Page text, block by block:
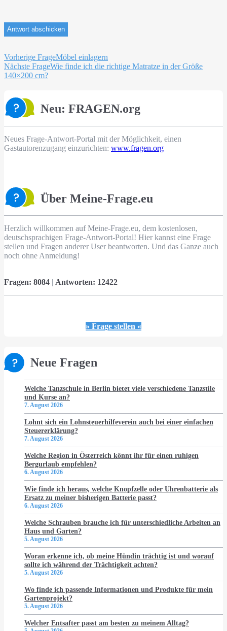
Beitragsnavigation
Vorherige FrageMöbel einlagern
Nächste FrageWie finde ich die richtige Matratze in der Größe
140×200 cm?
Neu: FRAGEN.org
Neues Frage-Antwort-Portal mit der Möglichkeit, einen
Gastautorenzugang einzurichten: www.fragen.org
Über Meine-Frage.eu
Herzlich willkommen auf Meine-Frage.eu, dem kostenlosen,
deutschsprachigen Frage-Antwort-Portal! Hier kannst eine Frage
stellen und Fragen anderer User beantworten. Und das Ganze auch
noch ohne Anmeldung!
Fragen: 8084 | Antworten: 12422
» Frage stellen «
Neue Fragen
Welche Tanzschule in Berlin bietet viele verschiedene Tanzstile
und Kurse an?
7. August 2026
Lohnt sich ein Lohnsteuerhilfeverein auch bei einer einfachen
Steuererklärung?
7. August 2026
Welche Region in Österreich könnt ihr für einen ruhigen
Bergurlaub empfehlen?
6. August 2026
Wie finde ich heraus, welche Knopfzelle oder Uhrenbatterie als
Ersatz zu meiner bisherigen Batterie passt?
6. August 2026
Welche Schrauben brauche ich für unterschiedliche Arbeiten an
Haus und Garten?
5. August 2026
Woran erkenne ich, ob meine Hündin trächtig ist und worauf
sollte ich während der Trächtigkeit achten?
5. August 2026
Wo finde ich passende Informationen und Produkte für mein
Gartenprojekt?
5. August 2026
Welcher Entsafter passt am besten zu meinem Alltag?